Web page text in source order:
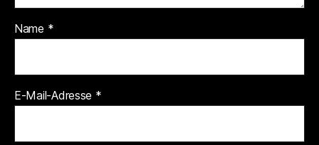
Name *
E-Mail-Adresse *